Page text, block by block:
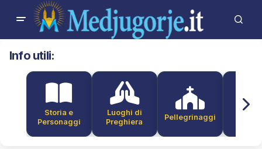
Info utili:
Storia e
Personaggi
Luoghi di
Preghiera
Pellegrinaggi